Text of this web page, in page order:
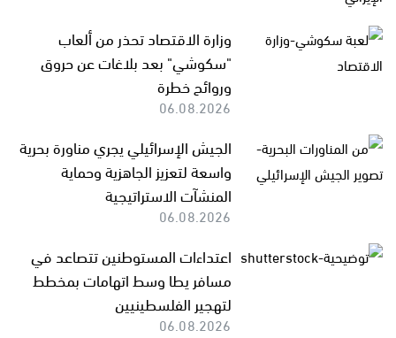
وزارة الاقتصاد تحذر من ألعاب
"سكوشي" بعد بلاغات عن حروق
وروائح خطرة
06.08.2026
الجيش الإسرائيلي يجري مناورة بحرية
واسعة لتعزيز الجاهزية وحماية
المنشآت الاستراتيجية
06.08.2026
اعتداءات المستوطنين تتصاعد في
مسافر يطا وسط اتهامات بمخطط
لتهجير الفلسطينيين
06.08.2026